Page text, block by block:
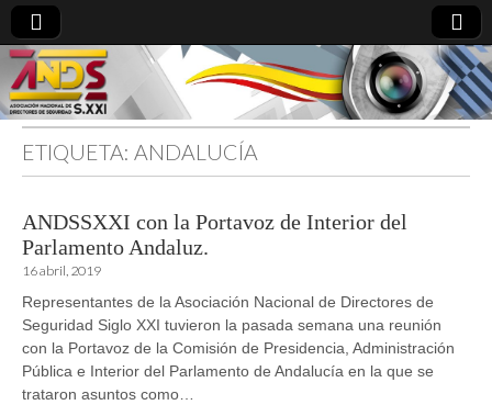
directoresdeseguridad.es
ETIQUETA: ANDALUCÍA
ANDSSXXI con la Portavoz de Interior del
Parlamento Andaluz.
16 abril, 2019
Representantes de la Asociación Nacional de Directores de
Seguridad Siglo XXI tuvieron la pasada semana una reunión
con la Portavoz de la Comisión de Presidencia, Administración
Pública e Interior del Parlamento de Andalucía en la que se
trataron asuntos como…